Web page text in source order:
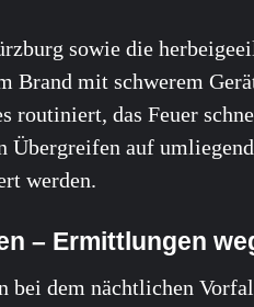
sowie die
Brand mit schwerem
routiniert, das Feuer
Übergreifen auf
werden.
– Ermittlungen
bei dem nächtlichen